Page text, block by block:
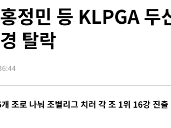
압수수색에 성접대 파문까지…'쑥대밭' 된 축구협회
제합리화위원회 부위원장에 김태유 서울대 공대 교수…이
윤리위, '돌려차기 발언' 진종오·서범수 징계 절차 개시
중국 수출 23.9%↑ 수입 27.5%↑…무역총액 25.3%↑
라환자 4천명 돌파, 4053명 발생 1850명 사망
소폭 하락"…수도권 폭염중대경보, 폭염경보로 하향
정민 등 KLPGA
탈락
조로 나눠 조별리그 치러 각 조 1위 16강 진출